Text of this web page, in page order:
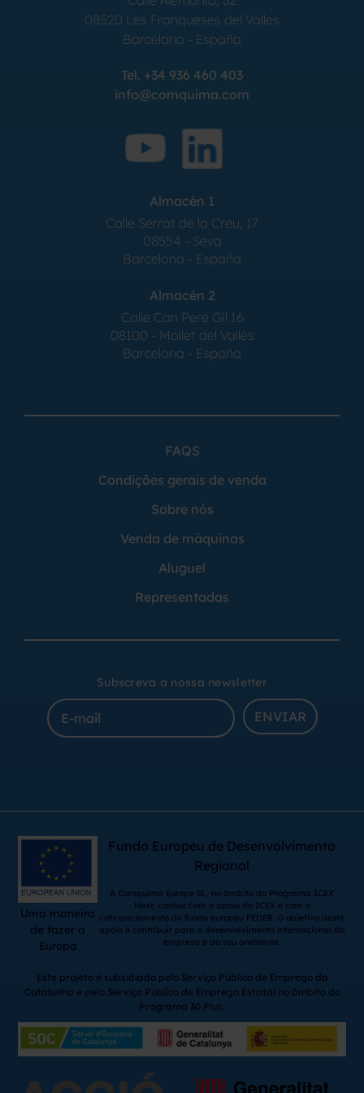
08520 Les Franqueses del Valles
Barcelona - España
Tel. +34 936 460 403
info@comquima.com
Almacén 1
Calle Serrat de la Creu, 17
08554 - Seva
Barcelona - España
Almacén 2
Calle Can Pere Gil 16
08100 - Mollet del Vallés
Barcelona - España
FAQS
Condições gerais de venda
Sobre nós
Venda de máquinas
Aluguel
Representadas
Subscreva a nossa newsletter
ENVIAR
Uma maneira
de fazer a
Europa
Fundo Europeu de Desenvolvimento
Regional
A Comquima Europe SL, no âmbito do Programa ICEX
Next, contou com o apoio do ICEX e com o
cofinanciamento do fundo europeu FEDER. O objetivo deste
apoio é contribuir para o desenvolvimento internacional da
empresa e do seu ambiente.
Este projeto é subsidiado pelo Serviço Público de Emprego da
Catalunha e pelo Serviço Público de Emprego Estatal no âmbito do
Programa 30 Plus.